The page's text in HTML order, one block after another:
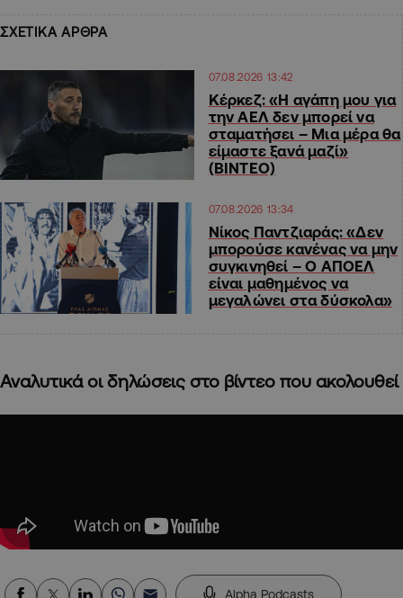
ΣΧΕΤΙΚΑ ΑΡΘΡΑ
07.08.2026 13:42
Κέρκεζ: «Η αγάπη μου για
την ΑΕΛ δεν μπορεί να
σταματήσει – Μια μέρα θα
είμαστε ξανά μαζί»
(ΒΙΝΤΕΟ)
07.08.2026 13:34
Νίκος Παντζιαράς: «Δεν
μπορούσε κανένας να μην
συγκινηθεί – Ο ΑΠΟΕΛ
είναι μαθημένος να
μεγαλώνει στα δύσκολα»
Αναλυτικά οι δηλώσεις στο βίντεο που ακολουθεί
Alpha Podcasts